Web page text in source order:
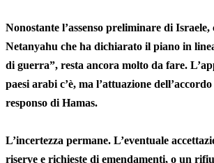
Nonostante l’assenso preliminare di
Netanyahu che ha dichiarato il piano in
di guerra”, resta ancora molto da fare.
paesi arabi c’è, ma l’attuazione
responso di Hamas.
L’incertezza permane. L’eventuale
riserve e richieste di emendamenti, o un